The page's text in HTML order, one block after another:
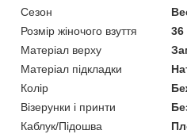
Сезон
Розмір жіночого взуття
36
Матеріал верху
Матеріал підкладки
Колір
Візерунки і принти
Каблук/Підошва